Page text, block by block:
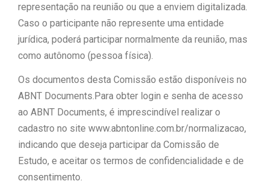
representação na reunião ou que a enviem digitalizada.
Caso o participante não represente uma entidade
jurídica, poderá participar normalmente da reunião, mas
como autônomo (pessoa física).
Os documentos desta Comissão estão disponíveis no
ABNT Documents.Para obter login e senha de acesso
ao ABNT Documents, é imprescindível realizar o
cadastro no site www.abntonline.com.br/normalizacao,
indicando que deseja participar da Comissão de
Estudo, e aceitar os termos de confidencialidade e de
consentimento.